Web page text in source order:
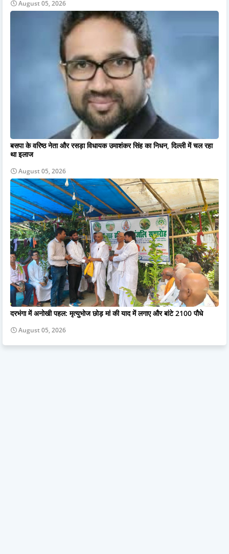
August 05, 2026
बसपा के वरिष्ठ नेता और रसड़ा विधायक उमाशंकर सिंह का निधन, दिल्ली में चल रहा
था इलाज
August 05, 2026
दरभंगा में अनोखी पहल: मृत्युभोज छोड़ मां की याद में लगाए और बांटे 2100 पौधे
August 05, 2026